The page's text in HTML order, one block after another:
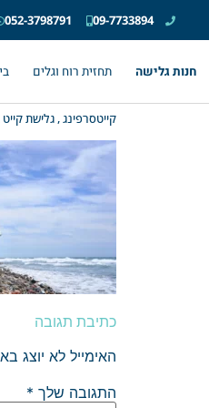
09-7733894
052-3798791
חנות גלישה תחזית רוח וגלים
קייטסרפינג , גלישת קייט
כתיבת תגובה
האימייל לא יוצג
התגובה שלך *